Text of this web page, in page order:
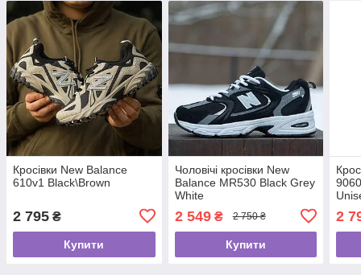
Кросівки New Balance
610v1 Black\Brown
2 795 ₴
Купити
Чоловічі кросівки New
Balance MR530 Black Grey
White
2 549₴ 2 750 ₴
Купити
2